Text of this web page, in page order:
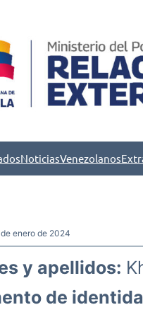
NoticiasVenezolanos
enero de 2024
y apellidos:
de